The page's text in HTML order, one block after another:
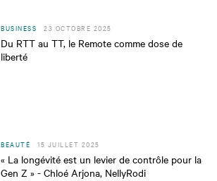
BUSINESS 23 OCTOBRE 2025
Du RTT au TT, le Remote comme dose de
liberté
BEAUTÉ 15 JUILLET 2025
« La longévité est un levier de contrôle pour la
Gen Z » - Chloé Arjona, NellyRodi